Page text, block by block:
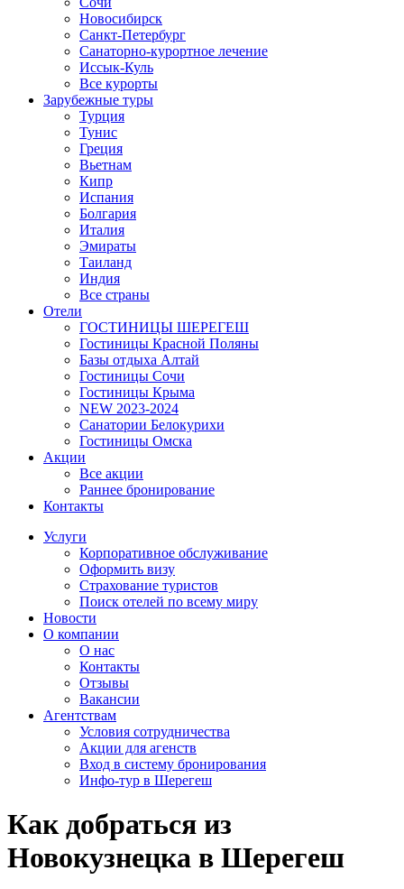
Новосибирск
Санкт-Петербург
Санаторно-курортное лечение
Иссык-Куль
Все курорты
Зарубежные туры
Турция
Тунис
Греция
Вьетнам
Кипр
Испания
Болгария
Италия
Эмираты
Таиланд
Индия
Все страны
Отели
ГОСТИНИЦЫ ШЕРЕГЕШ
Гостиницы Красной Поляны
Базы отдыха Алтай
Гостиницы Сочи
Гостиницы Крыма
NEW 2023-2024
Санатории Белокурихи
Гостиницы Омска
Акции
Все акции
Раннее бронирование
Контакты
Услуги
Корпоративное обслуживание
Оформить визу
Страхование туристов
Поиск отелей по всему миру
Новости
О компании
О нас
Контакты
Отзывы
Вакансии
Агентствам
Условия сотрудничества
Акции для агенств
Вход в систему бронирования
Инфо-тур в Шерегеш
Как добраться из
Новокузнецка в Шерегеш